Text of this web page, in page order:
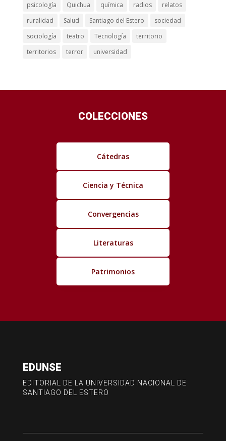
psicología
Quichua química radios
relatos
ruralidad
Salud Santiago del Estero
sociedad
sociología
teatro Tecnología
territorio
territorios
terror universidad
COLECCIONES
Cátedras
Ciencia y Técnica
Convergencias
Literaturas
Patrimonios
EDUNSE
EDITORIAL DE LA UNIVERSIDAD NACIONAL DE
SANTIAGO DEL ESTERO